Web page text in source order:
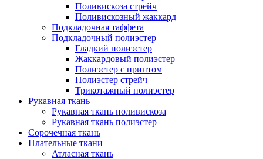
Поливискоза стрейч
Поливискозный жаккард
Подкладочная таффета
Подкладочный полиэстер
Гладкий полиэстер
Жаккардовый полиэстер
Полиэстер с принтом
Полиэстер стрейч
Трикотажный полиэстер
Рукавная ткань
Рукавная ткань поливискоза
Рукавная ткань полиэстер
Сорочечная ткань
Плательные ткани
Атласная ткань